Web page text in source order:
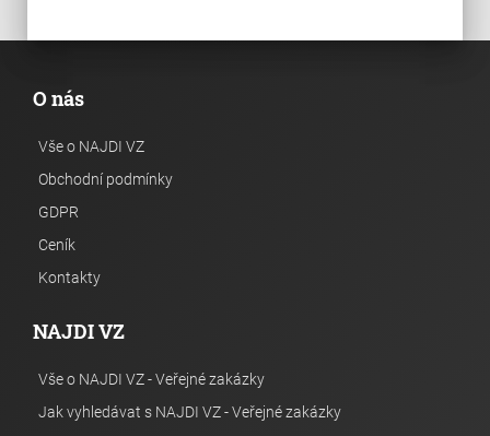
O nás
Vše o NAJDI VZ
Obchodní podmínky
GDPR
Ceník
Kontakty
NAJDI VZ
Vše o NAJDI VZ - Veřejné zakázky
Jak vyhledávat s NAJDI VZ - Veřejné zakázky